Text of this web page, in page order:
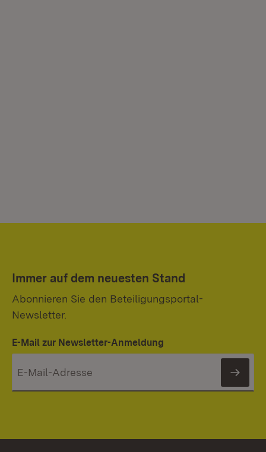
Immer auf dem neuesten Stand
Abonnieren Sie den Beteiligungsportal-
Newsletter.
E-Mail zur Newsletter-Anmeldung